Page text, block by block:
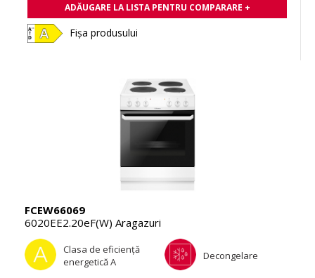
ADĂUGARE LA LISTA PENTRU COMPARARE +
Fișa produsului
FCEW66069
6020EE2.20eF(W) Aragazuri
Clasa de eficienţă
energetică A
Decongelare